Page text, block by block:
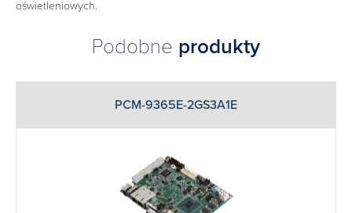
oświetleniowych.
Podobne produkty
PCM-9365E-2GS3A1E